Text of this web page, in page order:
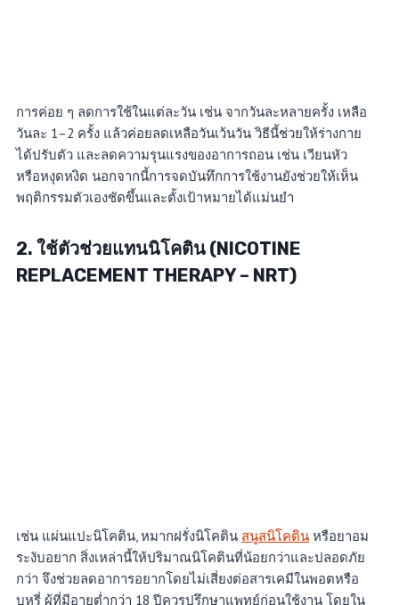
การค่อย ๆ ลดการใช้ในแต่ละวัน เช่น จากวันละหลายครั้ง เหลือ
วันละ 1–2 ครั้ง แล้วค่อยลดเหลือวันเว้นวัน วิธีนี้ช่วยให้ร่างกาย
ได้ปรับตัว และลดความรุนแรงของอาการถอน เช่น เวียนหัว
หรือหงุดหงิด นอกจากนี้การจดบันทึกการใช้งานยังช่วยให้เห็น
พฤติกรรมตัวเองชัดขึ้นและตั้งเป้าหมายได้แม่นยำ
2. ใช้ตัวช่วยแทนนิโคติน (NICOTINE
REPLACEMENT THERAPY – NRT)
เช่น แผ่นแปะนิโคติน, หมากฝรั่งนิโคติน สนูสนิโคติน หรือยาอม
ระงับอยาก สิ่งเหล่านี้ให้ปริมาณนิโคตินที่น้อยกว่าและปลอดภัย
กว่า จึงช่วยลดอาการอยากโดยไม่เสี่ยงต่อสารเคมีในพอตหรือ
บุหรี่ ผู้ที่มีอายุต่ำกว่า 18 ปีควรปรึกษาแพทย์ก่อนใช้งาน โดยใน